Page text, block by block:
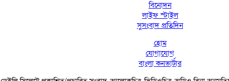
বিনোদন
লাইফ স্টাইল
সুসংবাদ প্রতিদিন
হোম
যোগাযোগ
বাংলা কনভার্টার